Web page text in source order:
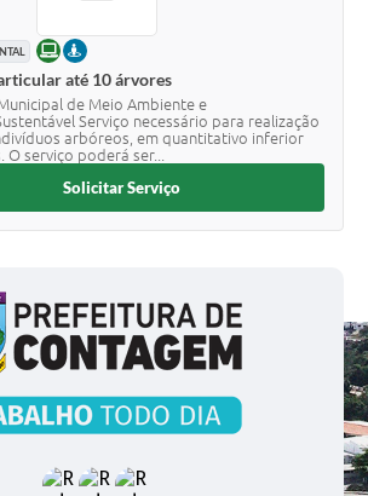
ONLINEPRESENCIAL
até 10 árvores
de Meio Ambiente e
Serviço necessário para realização
arbóreos, em quantitativo inferior
serviço poderá ser...
Solicitar Serviço